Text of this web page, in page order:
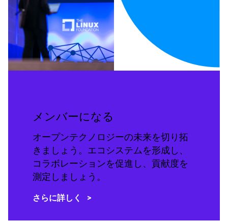
メンバーになる
オープンテクノロジーの未来を切り拓
きましょう。エコシステムを形成し、
コラボレーションを促進し、貢献度を
測定しましょう。
さらに詳しく